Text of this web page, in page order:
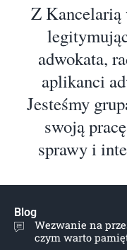
Z Kancelarią
adwokata,
aplikanci
Jesteśmy
swoją
sprawy i
Blog
Wezwanie na
czym warto